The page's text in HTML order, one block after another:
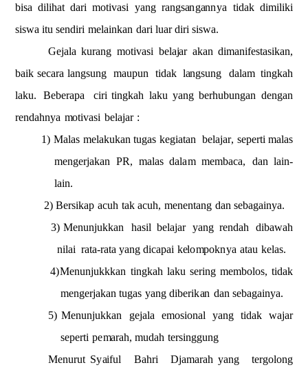
bisa dilihat dari motivasi yang rangsangannya tidak dimiliki
siswa itu sendiri melainkan dari luardirisiswa.
Gejala kurang motivasi belajar akan dimanifestasikan,
baiksecara langsung maupun tidak langsung dalam tingkah
laku. Beberapa ciritingkah laku yang berhubungan dengan
rendahnya motivasi belajar :
1) Malas melakukan tugas kegiatan belajar, sepertimalas
mengerjakan PR, malas dalam membaca, dan lain-
lain.
2) Bersikap acuh tak acuh, menentang dan sebagainya.
3)Menunjukkan hasil belajar yang rendah dibawah
nilai rata-rata yang dicapai kelompoknya atau kelas.
4)Menunjukkkan tingkah laku sering membolos, tidak
mengerjakantugas yang diberikan dan sebagainya.
5) Menunjukkan gejala emosional yang tidak wajar
seperti pemarah,mudah tersinggung
Menurut Syaiful Bahri Djamarahyang
tergolong